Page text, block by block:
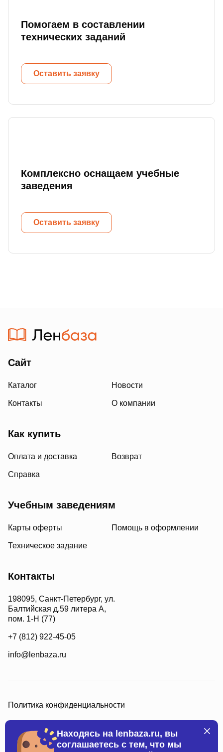
Помогаем в составлении
технических заданий
Оставить заявку
Комплексно оснащаем учебные
заведения
Оставить заявку
Сайт
Каталог Новости
Контакты О компании
Как купить
Оплата и доставка Возврат
Справка
Учебным заведениям
Карты оферты Помощь в оформлении
Техническое задание
Контакты
198095, Санкт-Петербург, ул.
Балтийская д.59 литера А,
пом. 1-Н (77)
+7 (812) 922-45-05
info@lenbaza.ru
Политика конфиденциальности
Находясь на lenbaza.ru, вы
соглашаетесь с тем, что мы